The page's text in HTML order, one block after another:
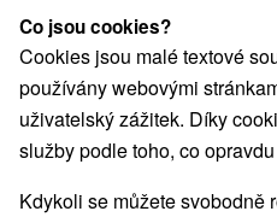
Romantické pobyty
Rodinné pobyty(4)
Vyberte lokalitu nebo
Nejprodávanější
Co jsou cookies?
Cookies jsou malé textové
používány webovými
uživatelský zážitek. Díky
služby podle toho, co
Kdykoli se můžete svobodně